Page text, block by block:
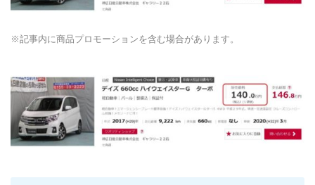
※記事内に商品プロモーションを含む場合があります。